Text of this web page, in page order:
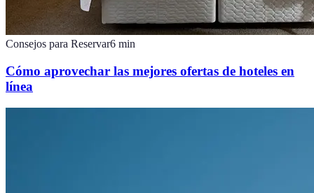
Consejos para Reservar6 min
Cómo aprovechar las mejores ofertas de hoteles en
línea